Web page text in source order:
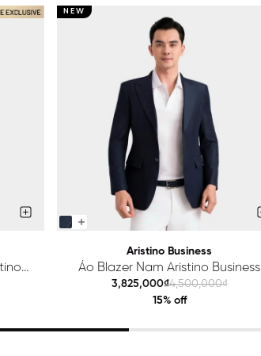
NEW
Aristino Business
Áo Blazer Nam Aristino Business
Premio 1BZ201S0H2
3,825,000₫4,500,000₫
15% off